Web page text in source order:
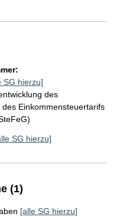
SG hierzu]
des
Einkommensteuertarifs
SG hierzu]
(1)
[alle SG hierzu]